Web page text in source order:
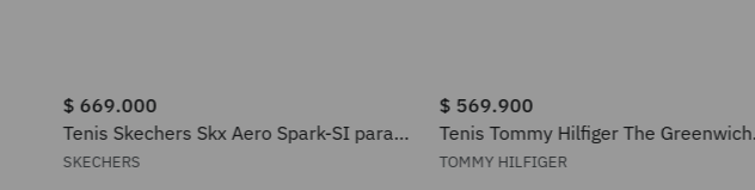
$ 669.000
Tenis Skechers Skx Aero Spark-SI para
Mujer
SKECHERS
$ 569.900
Tenis Tommy Hilfiger The Greenwich
Edge Leather para Mujer
TOMMY HILFIGER